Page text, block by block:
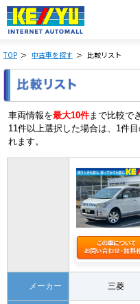
TOP 中古車を探す 比較リスト
車両情報を最大10件まで比較で
11件以上選択した場合は、1件
れます。
メーカー 三菱